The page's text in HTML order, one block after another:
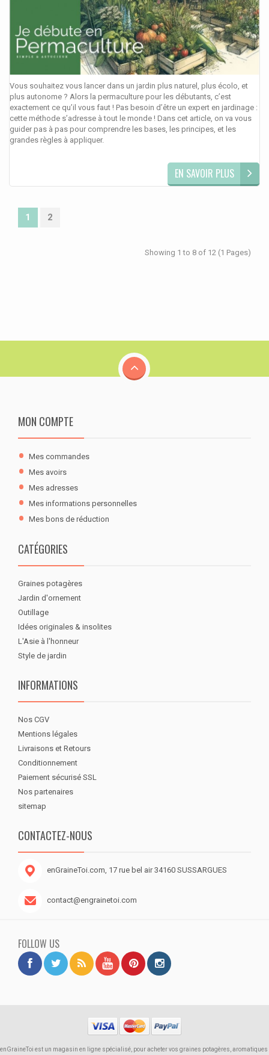
Vous souhaitez vous lancer dans un jardin plus naturel, plus écolo, et
plus autonome ? Alors la permaculture pour les débutants, c’est
exactement ce qu’il vous faut ! Pas besoin d’être un expert en jardinage :
cette méthode s’adresse à tout le monde ! Dans cet article, on va vous
guider pas à pas pour comprendre les bases, les principes, et les
grandes règles à appliquer.
EN SAVOIR PLUS
1 2
Showing 1 to 8 of 12 (1 Pages)
MON COMPTE
Mes commandes
Mes avoirs
Mes adresses
Mes informations personnelles
Mes bons de réduction
CATÉGORIES
Graines potagères
Jardin d'ornement
Outillage
Idées originales & insolites
L'Asie à l'honneur
Style de jardin
INFORMATIONS
Nos CGV
Mentions légales
Livraisons et Retours
Conditionnement
Paiement sécurisé SSL
Nos partenaires
sitemap
CONTACTEZ-NOUS
enGraineToi.com, 17 rue bel air 34160 SUSSARGUES
contact@engrainetoi.com
FOLLOW US
enGraineToi est un magasin en ligne spécialisé, pour acheter vos graines potagères, aromatiques